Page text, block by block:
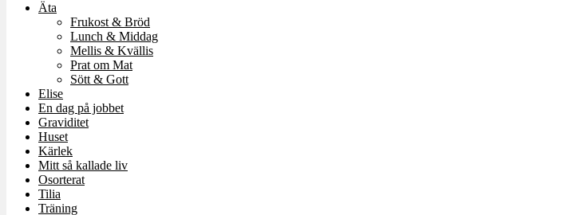
Äta
Frukost & Bröd
Lunch & Middag
Mellis & Kvällis
Prat om Mat
Sött & Gott
Elise
En dag på jobbet
Graviditet
Huset
Kärlek
Mitt så kallade liv
Osorterat
Tilia
Träning